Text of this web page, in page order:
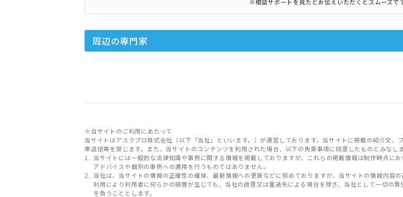
※相談サポートを見たとお伝えいただくとスムーズです
周辺の専門家
※当サイトのご利用にあたって
当サイトはアスクプロ株式会社（以下「当社」といいます。）が運営しております。当サイトに掲載の紹介文
衆送信等を禁じます。また、当サイトのコンテンツを利用された場合、以下の免責事項に同意したものとみなしま
当サイトには一般的な法律知識や事例に関する情報を掲載しておりますが、これらの掲載情報は制作時点に
アドバイスや個別の事例への適用を行うものではありません。
当社は、当サイトの情報の正確性の確保、最新情報への更新などに努めておりますが、当サイトの情報内容
利用により利用者に何らかの損害が生じても、当社の故意又は重過失による場合を除き、当社として一切の
を負うこととします。